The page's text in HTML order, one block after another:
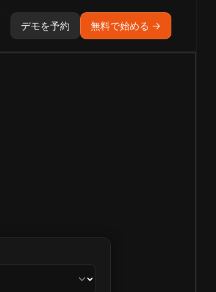
デモを予約 無料で始める →